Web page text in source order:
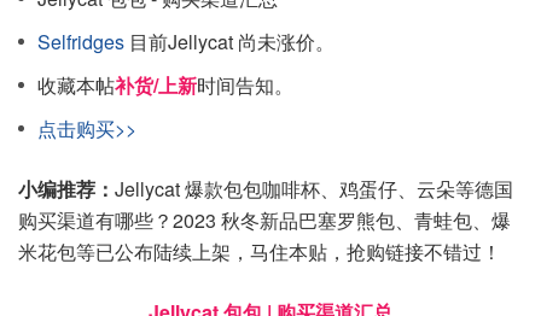
Selfridges 目前Jellycat 尚未涨价。
收藏本帖补货/上新时间告知。
点击购买>>
小编推荐： Jellycat 爆款包包咖啡杯、鸡蛋仔、云朵等德国
购买渠道有哪些？2023 秋冬新品巴塞罗熊包、青蛙包、爆
米花包等已公布陆续上架，马住本贴，抢购链接不错过！